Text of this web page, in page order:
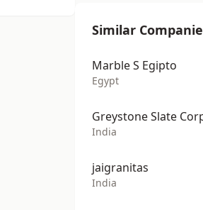
Similar
Marble S Egipto
Egypt
Greystone Slate
India
jaigranitas
India